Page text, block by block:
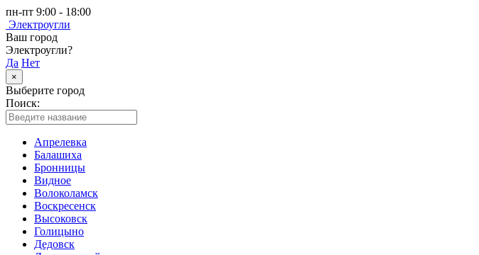
пн-пт 9:00 - 18:00
Электроугли
Ваш город
Электроугли?
Да Нет
×
Выберите город
Поиск:
Апрелевка
Балашиха
Бронницы
Видное
Волоколамск
Воскресенск
Высоковск
Голицыно
Дедовск